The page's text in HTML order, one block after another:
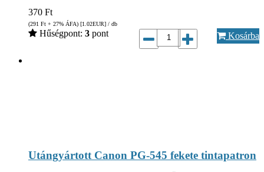
370 Ft
(291 Ft + 27% ÁFA) [1.02EUR] / db
Hűségpont: 3 pont Kosárba
Utángyártott Canon PG-545 fekete tintapatron